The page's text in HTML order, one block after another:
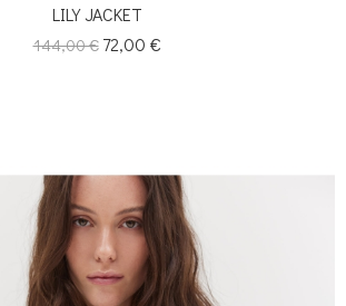
LILY JACKET
Κανονική
144,00 € Τιμή
72,00 €